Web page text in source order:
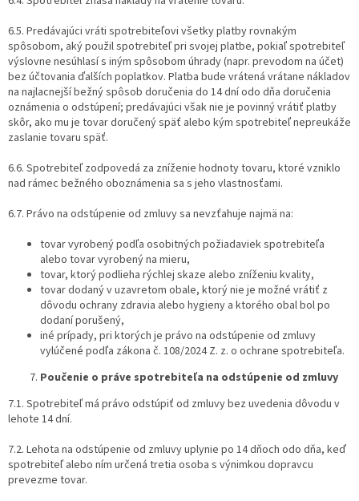
6.5. Predávajúci vráti spotrebiteľovi všetky platby rovnakým
spôsobom, aký použil spotrebiteľ pri svojej platbe, pokiaľ spotrebiteľ
výslovne nesúhlasí s iným spôsobom úhrady (napr. prevodom na účet)
bez účtovania ďalších poplatkov. Platba bude vrátená vrátane nákladov
na najlacnejší bežný spôsob doručenia do 14 dní odo dňa doručenia
oznámenia o odstúpení; predávajúci však nie je povinný vrátiť platby
skôr, ako mu je tovar doručený späť alebo kým spotrebiteľ nepreukáže
zaslanie tovaru späť.
6.6. Spotrebiteľ zodpovedá za zníženie hodnoty tovaru, ktoré vzniklo
nad rámec bežného oboznámenia sa s jeho vlastnosťami.
6.7. Právo na odstúpenie od zmluvy sa nevzťahuje najmä na:
tovar vyrobený podľa osobitných požiadaviek spotrebiteľa
alebo tovar vyrobený na mieru,
tovar, ktorý podlieha rýchlej skaze alebo zníženiu kvality,
tovar dodaný v uzavretom obale, ktorý nie je možné vrátiť z
dôvodu ochrany zdravia alebo hygieny a ktorého obal bol po
dodaní porušený,
iné prípady, pri ktorých je právo na odstúpenie od zmluvy
vylúčené podľa zákona č. 108/2024 Z. z. o ochrane spotrebiteľa.
Poučenie o práve spotrebiteľa na odstúpenie od zmluvy
7.1. Spotrebiteľ má právo odstúpiť od zmluvy bez uvedenia dôvodu v
lehote 14 dní.
7.2. Lehota na odstúpenie od zmluvy uplynie po 14 dňoch odo dňa, keď
spotrebiteľ alebo ním určená tretia osoba s výnimkou dopravcu
prevezme tovar.